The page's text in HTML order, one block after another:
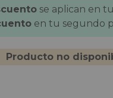
se aplican en
en tu segundo
Producto no